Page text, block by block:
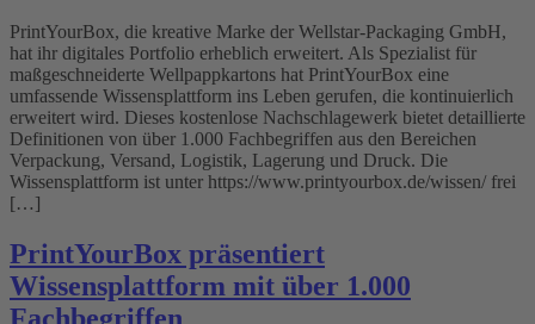
PrintYourBox, die kreative Marke der Wellstar-Packaging GmbH,
hat ihr digitales Portfolio erheblich erweitert. Als Spezialist für
maßgeschneiderte Wellpappkartons hat PrintYourBox eine
umfassende Wissensplattform ins Leben gerufen, die kontinuierlich
erweitert wird. Dieses kostenlose Nachschlagewerk bietet detaillierte
Definitionen von über 1.000 Fachbegriffen aus den Bereichen
Verpackung, Versand, Logistik, Lagerung und Druck. Die
Wissensplattform ist unter https://www.printyourbox.de/wissen/ frei
[…]
PrintYourBox präsentiert
Wissensplattform mit über 1.000